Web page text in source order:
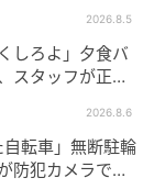
サポートする
毎日がもっと
ストレーター
2026.8.5
しろよ」夕食バ
スタッフが正論
2026.8.6
自転車」無断駐輪
防犯カメラで特